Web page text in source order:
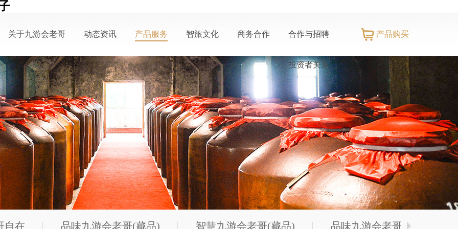
关于九游会老哥
公司概况
九游会老哥荣誉
联系九游会老哥必
备的交流社区_俱乐
部论坛帖子
动态资讯
公司动态
媒体报道
活动信息
视频中心
产品服务
产品中心
个性定制
会员中心
服务中心
智旅文化
生态酿酒
智慧之旅
智慧人物
商务合作
推荐官招募
合作与招聘
招商加盟
招标信息
投资者关系
社会责任
信息公示
产品购买
自在 品味九游会老哥(藏品) 智慧九游会老哥(藏品) 品味九游会老哥（精华版）